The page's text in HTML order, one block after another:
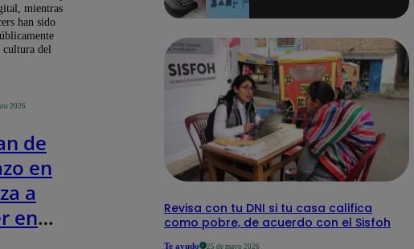
mientras
han sido
cultura del
2026
de
en
a
en
Revisa con tu DNI si tu casa califica
como pobre, de acuerdo con el Sisfoh
Te ayudo 25 de mayo 2026